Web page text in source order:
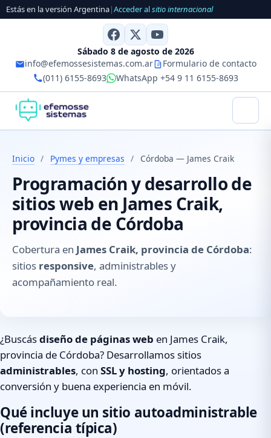
Estás en la versión Argentina|Acceder alsitio internacional
Sábado 8 de agosto de 2026
info@efemossesistemas.com.ar
Formulario de contacto
(011) 6155-8693
WhatsApp +54 9 11 6155-8693
Inicio / Pymes y empresas / Córdoba — James Craik
Programación y desarrollo de
sitios web en James Craik,
provincia de Córdoba
Cobertura en James Craik, provincia de Córdoba:
sitios responsive, administrables y
acompañamiento real.
¿Buscásdiseño de páginas web en James Craik,
provincia de Córdoba? Desarrollamos sitios
administrables, con SSL y hosting, orientados a
conversión y buena experiencia en móvil.
Qué incluye un sitio autoadministrable
(referencia típica)